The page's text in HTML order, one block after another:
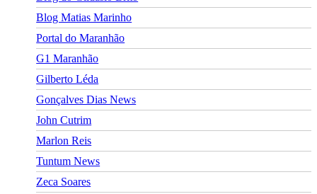
Blog Matias Marinho
Portal do Maranhão
G1 Maranhão
Gilberto Léda
Gonçalves Dias News
John Cutrim
Marlon Reis
Tuntum News
Zeca Soares